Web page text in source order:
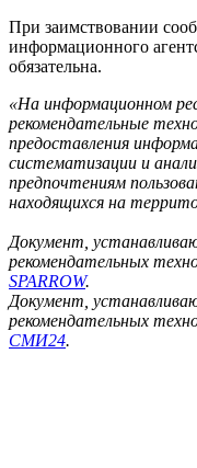
При заимствовании
информационного
обязательна.
«На информационном
рекомендательные
предоставления
систематизации и
предпочтениям
находящихся на
Документ,
рекомендательных
SPARROW.
Документ,
рекомендательных
СМИ24.